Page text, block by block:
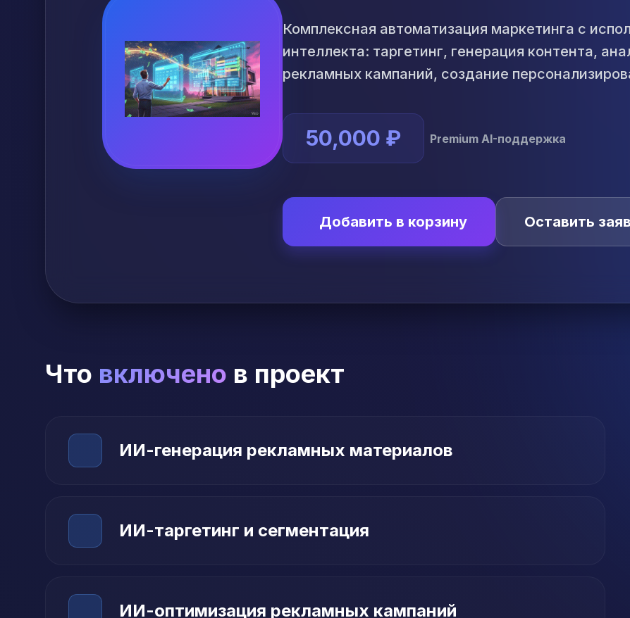
Комплексная автоматизация маркетинга с
интеллекта: таргетинг, генерация контента,
рекламных кампаний, создание
50,000 ₽ Premium AI-поддержка
Добавить в корзину Оставить
Что включено в проект
ИИ-генерация рекламных материалов
ИИ-таргетинг и сегментация
ИИ-оптимизация рекламных кампаний